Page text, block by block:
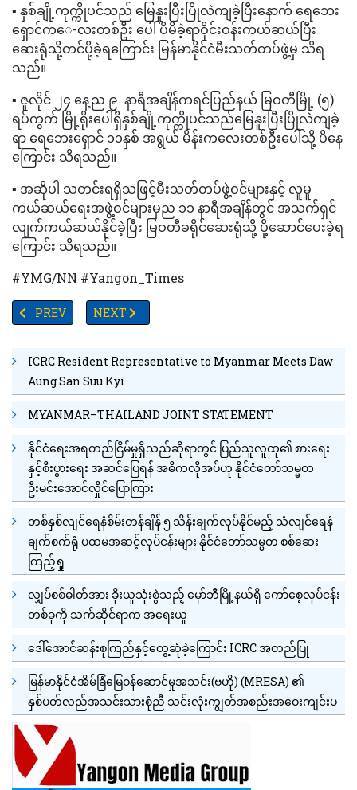
▪️ နှစ်ချို့ကုက္ကိုပင်သည် မြေနူးပြီးပြိုလဲကျခဲ့ပြီးနောက် ရေဘေး
ရှောင်က‌ေ-လးတစ်ဦး ပေါ် ပိမိခဲ့ရာဝိုင်းဝန်းကယ်ဆယ်ပြီး
ဆေးရုံသို့တင်ပို့ခဲ့ရကြောင်း မြန်မာနိုင်ငံမီးသတ်တပ်ဖွဲ့မှ သိရ
သည်။
▪️ ဇူလိုင် ၂၄ နေ့ည ၉ နာရီအချိန်ကရင်ပြည်နယ် မြဝတီမြို့ (၅)
ရပ်ကွက် မြို့ရိုးပေါ်ရှိနှစ်ချို့ကုက္ကိုပင်သည်မြေနူးပြီးပြိုလဲကျခဲ့
ရာ ရေဘေးရှောင် ၁၁နှစ် အရွယ် မိန်းကလေးတစ်ဦးပေါ်သို့ ပိနေ
ကြောင်း သိရသည်။
▪️ အဆိုပါ သတင်းရရှိသဖြင့်မီးသတ်တပ်ဖွဲ့ဝင်များနှင့် လူမူ
ကယ်ဆယ်ရေးအဖွဲ့ဝင်များမှည ၁၁ နာရီအချိန်တွင် အသက်ရှင်
လျက်ကယ်ဆယ်နိုင်ခဲ့ပြီး မြဝတီခရိုင်ဆေးရုံသို့ ပို့ဆောင်ပေးခဲ့ရ
ကြောင်း သိရသည်။
#YMG/NN #Yangon_Times
PREVIOUS ARTICLE: ရန်ကုန်-မန္တလေအမြန်လမ်းမကြီးတွင် ယာဉ်မတ
PREV NEXT ARTICLE: ဗိုလ်ချုပ်မှူးကြီးက ထရမ့်ထံစာပို့အ
NEXT
ICRC Resident Representative to Myanmar Meets Daw
Aung San Suu Kyi
MYANMAR–THAILAND JOINT STATEMENT
နိုင်ငံရေးအရတည်ငြိမ်မှုရှိသည်ဆိုရာတွင် ပြည်သူလူထု၏ စားရေး
နှင့်စီးပွားရေး အဆင်ပြေရန် အဓိကလိုအပ်ဟု နိုင်ငံတော်သမ္မတ
ဦးမင်းအောင်လှိုင်ပြောကြား
တစ်နှစ်လျင်ရေနံစိမ်းတန်ချိန် ၅ သိန်းချက်လုပ်နိုင်မည့် သံလျင်ရေနံ
ချက်စက်ရုံ ပထမအဆင့်လုပ်ငန်းများ နိုင်ငံတော်သမ္မတ စစ်ဆေး
ကြည့်ရှု
လျှပ်စစ်ဓါတ်အား ခိုးယူသုံးစွဲသည့် မှော်ဘီမြို့နယ်ရှိ ကော်စေ့လုပ်ငန်း
တစ်ခုကို သက်ဆိုင်ရာက အရေးယူ
ဒေါ်အောင်ဆန်းစုကြည်နှင့်တွေ့ဆုံခဲ့ကြောင်း ICRC အတည်ပြု
မြန်မာနိုင်ငံအိမ်ခြံမြေဝန်ဆောင်မှုအသင်း(ဗဟို) (MRESA) ၏
နှစ်ပတ်လည်အသင်းသားစုံညီ သင်းလုံးကျွတ်အစည်းအဝေးကျင်းပ